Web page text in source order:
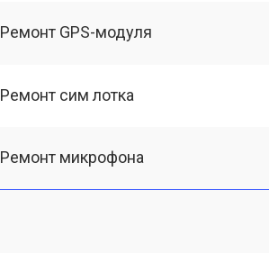
Ремонт GPS-модуля
Ремонт сим лотка
Ремонт микрофона